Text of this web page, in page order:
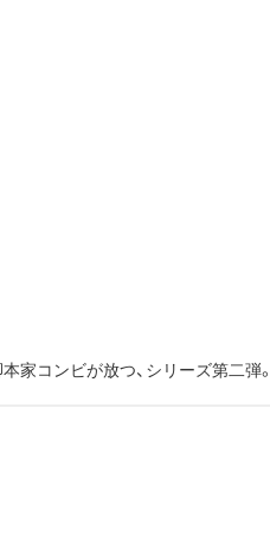
コンビが放つ、シリーズ第二弾。